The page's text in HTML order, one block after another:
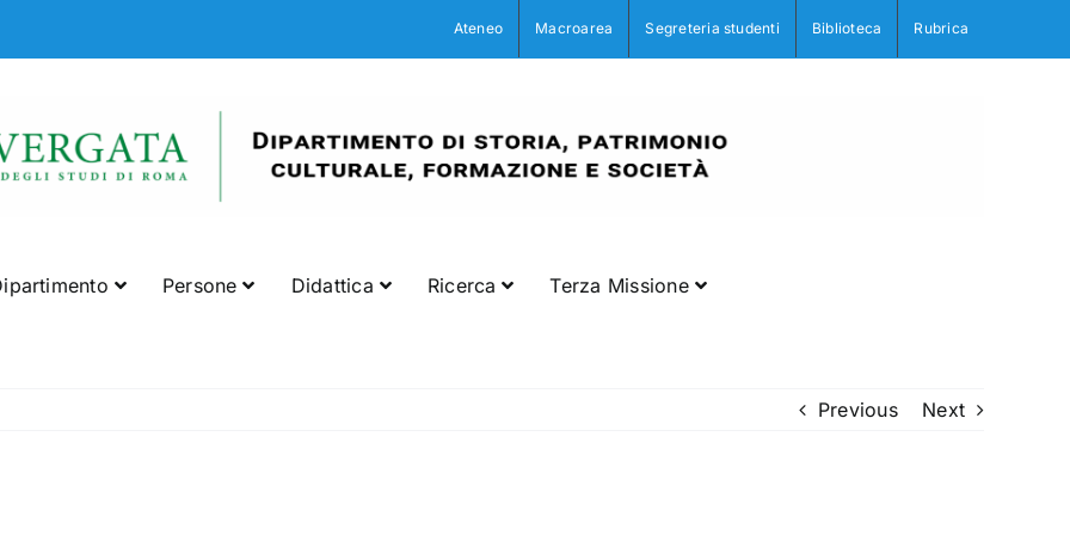
Ateneo Macroarea Segreteria studenti Biblioteca Rubrica
Persone Didattica Ricerca Terza Missione
Previous Next